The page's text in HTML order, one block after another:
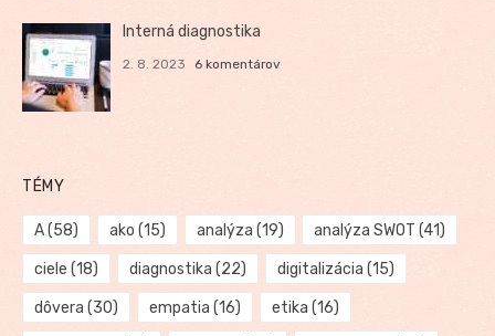
Interná diagnostika
2. 8. 2023 6 komentárov
TÉMY
A(58) ako (15) analýza (19) analýza SWOT (41)
ciele (18) diagnostika (22) digitalizácia (15)
dôvera (30) empatia (16) etika (16)